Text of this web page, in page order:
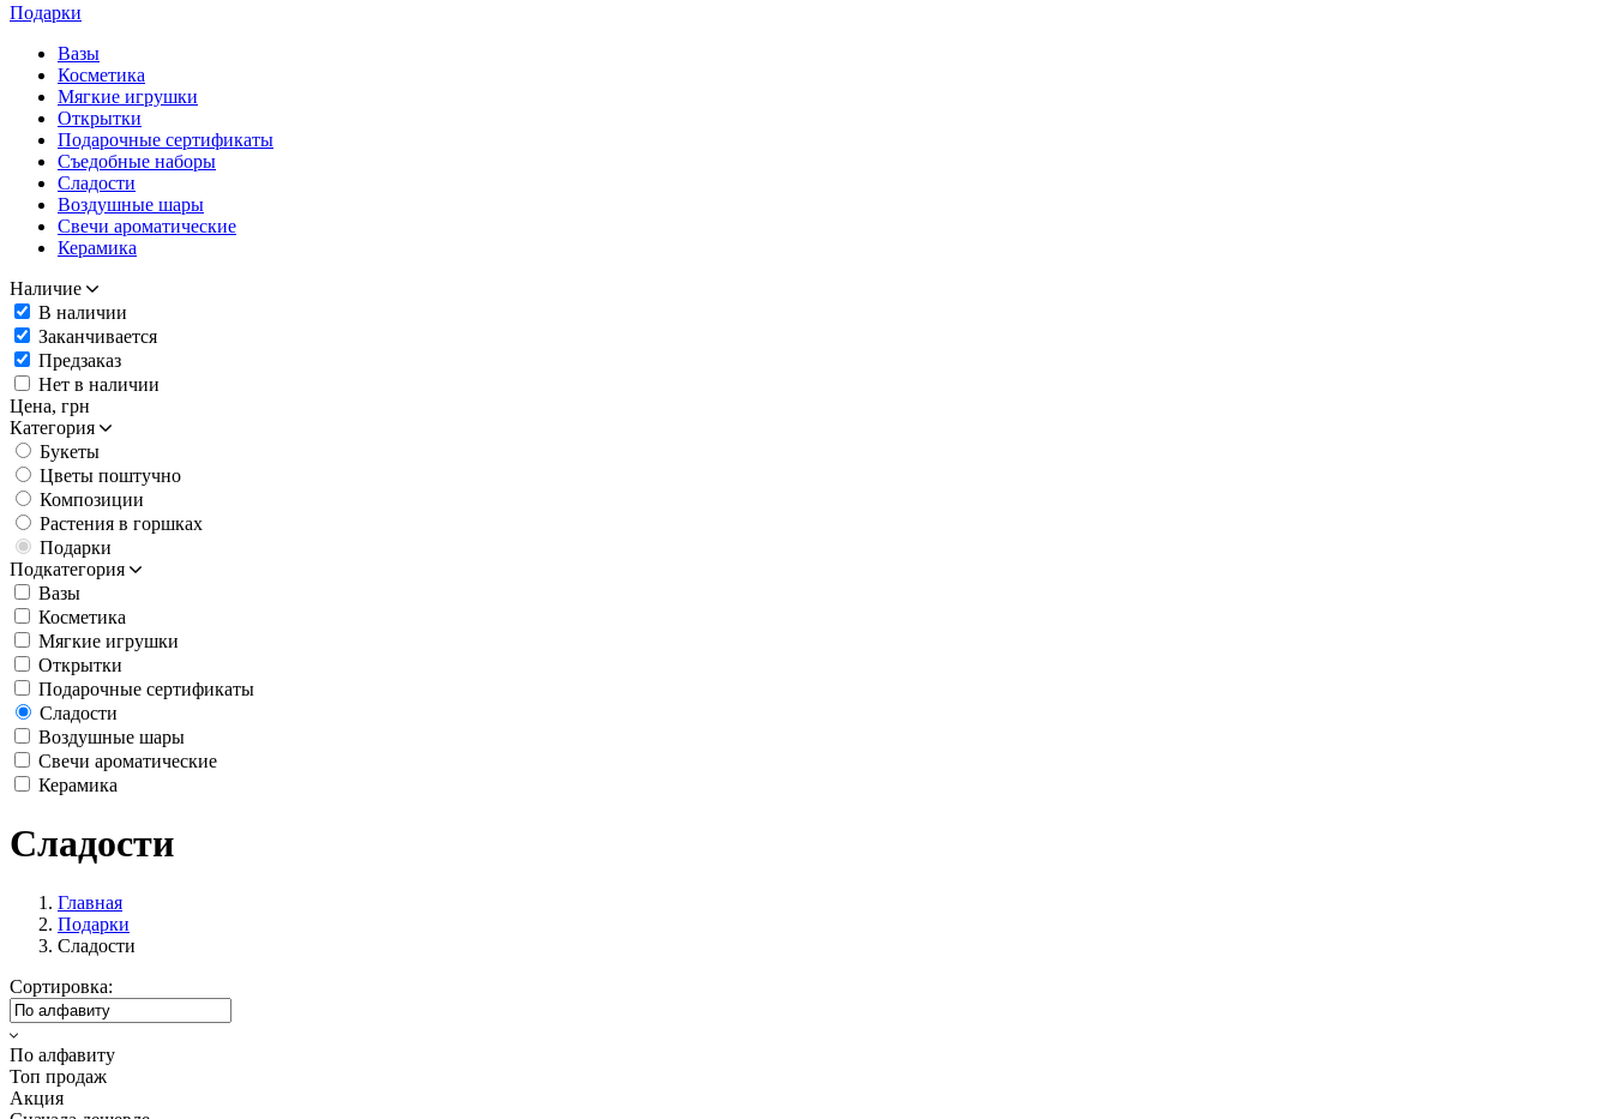
Подарки
Вазы
Косметика
Мягкие игрушки
Открытки
Подарочные сертификаты
Съедобные наборы
Сладости
Воздушные шары
Свечи ароматические
Керамика
Наличие
В наличии
Заканчивается
Предзаказ
Нет в наличии
Цена, грн
Категория
Букеты
Цветы поштучно
Композиции
Растения в горшках
Подарки
Подкатегория
Вазы
Косметика
Мягкие игрушки
Открытки
Подарочные сертификаты
Сладости
Воздушные шары
Свечи ароматические
Керамика
Сладости
Главная
Подарки
Сладости
Сортировка:
По алфавиту
Топ продаж
Акция